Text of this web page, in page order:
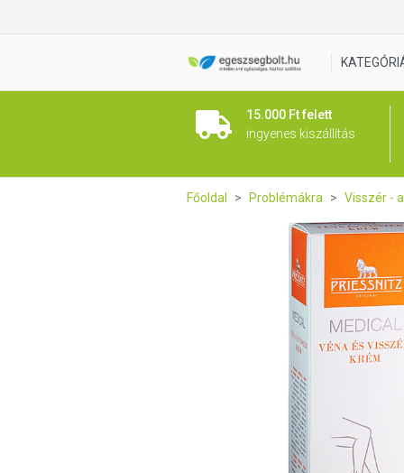
15.000 Ft felett
ingyenes kiszállítás
Főoldal Problémákra Visszér -